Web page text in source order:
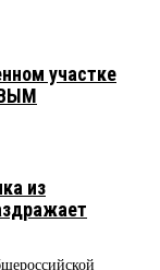
участке
из